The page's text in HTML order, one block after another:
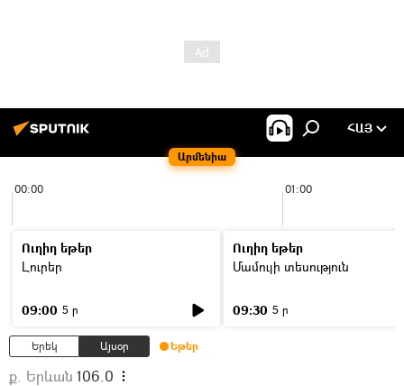
Արմենիա
ՀԱՅ
00:00 01:00
Ուղիղ եթեր
Լուրեր
09:00 5 ր
Ուղիղ եթեր
Մամուլի տեսություն
09:30 5 ր
Երեկ Այսօր Եթեր
ք. Երևան 106.0